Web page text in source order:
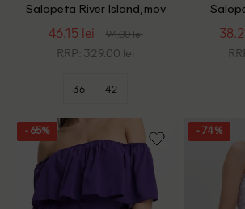
Salopeta River Island, mov
46.15 lei 94.00 lei
RRP: 329.00 lei
36 42
- 65% - 74%